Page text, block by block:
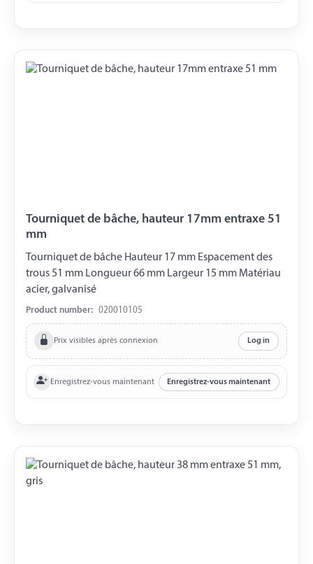
Tourniquet de bâche, hauteur 17mm entraxe 51
mm
Tourniquet de bâche Hauteur 17 mm Espacement des
trous 51 mm Longueur 66 mm Largeur 15 mm Matériau
acier, galvanisé
Product number: 020010105
Prix visibles après connexion Log in
Enregistrez-vous maintenant Enregistrez-vous maintenant